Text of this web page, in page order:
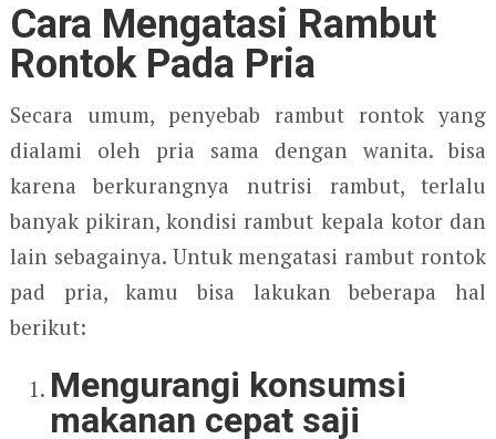
Cara Mengatasi Rambut
Rontok Pada Pria
Secara umum, penyebab rambut rontok yang
dialami oleh pria sama dengan wanita. bisa
karena berkurangnya nutrisi rambut, terlalu
banyak pikiran, kondisi rambut kepala kotor dan
lain sebagainya. Untuk mengatasi rambut rontok
pad pria, kamu bisa lakukan beberapa hal
berikut:
Mengurangi konsumsi
makanan cepat saji